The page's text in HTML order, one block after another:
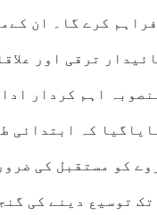
کرے گا۔ ان
ترقی اور
اہم کردار ادا
کہ ابتدائی
کو مستقبل کی
تک توسیع دینے کی